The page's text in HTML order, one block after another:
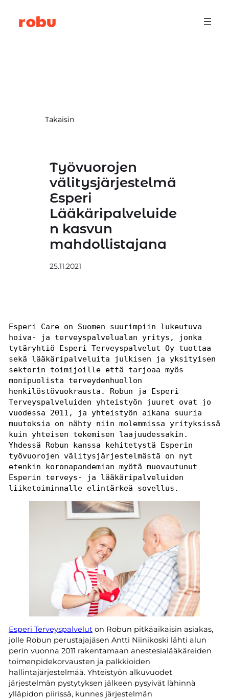
sisältöön
Takaisin
Työvuorojen
välitysjärjestelmä
Esperi
Lääkäripalveluide
n kasvun
mahdollistajana
25.11.2021
Esperi Care on Suomen suurimpiin lukeutuva
hoiva- ja terveyspalvelualan yritys, jonka
tytäryhtiö Esperi Terveyspalvelut Oy tuottaa
sekä lääkäripalveluita julkisen ja yksityisen
sektorin toimijoille että tarjoaa myös
monipuolista terveydenhuollon
henkilöstövuokrausta. Robun ja Esperi
Terveyspalveluiden yhteistyön juuret ovat jo
vuodessa 2011, ja yhteistyön aikana suuria
muutoksia on nähty niin molemmissa yrityksissä
kuin yhteisen tekemisen laajuudessakin.
Yhdessä Robun kanssa kehitetystä Esperin
työvuorojen välitysjärjestelmästä on nyt
etenkin koronapandemian myötä muovautunut
Esperin terveys- ja lääkäripalveluiden
liiketoiminnalle elintärkeä sovellus.
Esperi Terveyspalvelut on Robun pitkäaikaisin asiakas,
jolle Robun perustajajäsen Antti Niinikoski lähti alun
perin vuonna 2011 rakentamaan anestesialääkäreiden
toimenpidekorvausten ja palkkioiden
hallintajärjestelmää. Yhteistyön alkuvuodet
järjestelmän pystytyksen jälkeen pysyivät lähinnä
ylläpidon piirissä, kunnes järjestelmän